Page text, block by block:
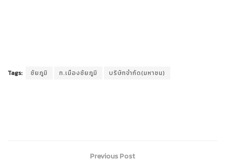
Tags: ชัยภูมิ ท.เมืองชัยภูมิ บริษัทจำกัด(มหาชน)
Previous Post